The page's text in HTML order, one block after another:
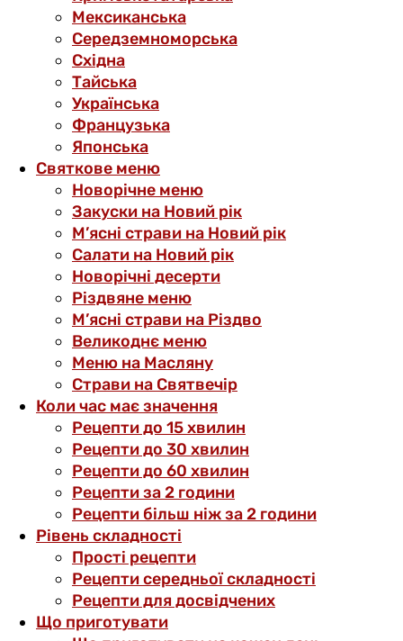
Мексиканська
Середземноморська
Східна
Тайська
Українська
Французька
Японська
Святкове меню
Новорічне меню
Закуски на Новий рік
М’ясні страви на Новий рік
Салати на Новий рік
Новорічні десерти
Різдвяне меню
М’ясні страви на Різдво
Великоднє меню
Меню на Масляну
Страви на Святвечір
Коли час має значення
Рецепти до 15 хвилин
Рецепти до 30 хвилин
Рецепти до 60 хвилин
Рецепти за 2 години
Рецепти більш ніж за 2 години
Рівень складності
Прості рецепти
Рецепти середньої складності
Рецепти для досвідчених
Що приготувати